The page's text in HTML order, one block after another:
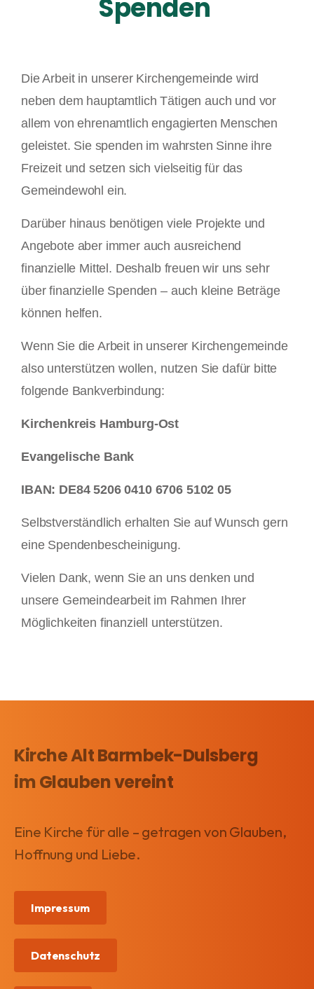
Die Arbeit in unserer Kirchengemeinde wird
neben dem hauptamtlich Tätigen auch und vor
allem von ehrenamtlich engagierten Menschen
geleistet. Sie spenden im wahrsten Sinne ihre
Freizeit und setzen sich vielseitig für das
Gemeindewohl ein.
Darüber hinaus benötigen viele Projekte und
Angebote aber immer auch ausreichend
finanzielle Mittel. Deshalb freuen wir uns sehr
über finanzielle Spenden – auch kleine Beträge
können helfen.
Wenn Sie die Arbeit in unserer Kirchengemeinde
also unterstützen wollen, nutzen Sie dafür bitte
folgende Bankverbindung:
Kirchenkreis Hamburg-Ost
Evangelische Bank
IBAN: DE84 5206 0410 6706 5102 05
Selbstverständlich erhalten Sie auf Wunsch gern
eine Spendenbescheinigung.
Vielen Dank, wenn Sie an uns denken und
unsere Gemeindearbeit im Rahmen Ihrer
Möglichkeiten finanziell unterstützen.
Impressum
Datenschutz